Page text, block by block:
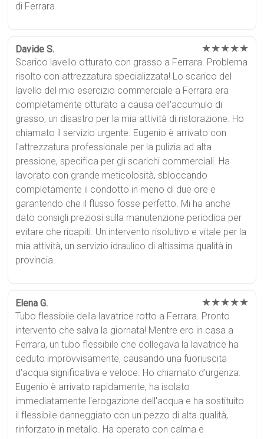
di Ferrara.
Davide S. ★★★★★
Scarico lavello otturato con grasso a Ferrara. Problema
risolto con attrezzatura specializzata! Lo scarico del
lavello del mio esercizio commerciale a Ferrara era
completamente otturato a causa dell'accumulo di
grasso, un disastro per la mia attività di ristorazione. Ho
chiamato il servizio urgente. Eugenio è arrivato con
l'attrezzatura professionale per la pulizia ad alta
pressione, specifica per gli scarichi commerciali. Ha
lavorato con grande meticolosità, sbloccando
completamente il condotto in meno di due ore e
garantendo che il flusso fosse perfetto. Mi ha anche
dato consigli preziosi sulla manutenzione periodica per
evitare che ricapiti. Un intervento risolutivo e vitale per la
mia attività, un servizio idraulico di altissima qualità in
provincia.
Elena G. ★★★★★
Tubo flessibile della lavatrice rotto a Ferrara. Pronto
intervento che salva la giornata! Mentre ero in casa a
Ferrara, un tubo flessibile che collegava la lavatrice ha
ceduto improvvisamente, causando una fuoriuscita
d'acqua significativa e veloce. Ho chiamato d'urgenza.
Eugenio è arrivato rapidamente, ha isolato
immediatamente l'erogazione dell'acqua e ha sostituito
il flessibile danneggiato con un pezzo di alta qualità,
rinforzato in metallo. Ha operato con calma e